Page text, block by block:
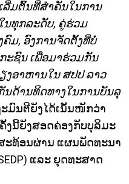
ລີ່ມຕົ້ນທີ່ສຳຄັນໃນການ
ນທຸກລະດັບ, ຄູ່ຮ່ວມ
ມ, ອົງການຈັດຕັ້ງທີ່ບໍ່
ະຊົນ ເພື່ອມາຮ່ວມກັນ
ອາຫານໃນ ສປປ ລາວ
ນດ້ານທິດທາງໃນການບັນລຸ
ມົນຕີຍັງໄດ້ເນັ້ນໜັກວ່າ
ນີ້ຍັງສອດຄ່ອງກັບບຸລິມະ
ະທ້ອນຜ່ານ ແຜນພັດທະນາ
ແລະ ຍຸດທະສາດ